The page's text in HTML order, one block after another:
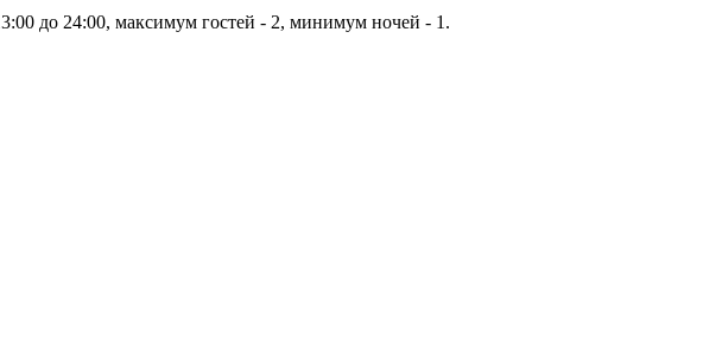
до 24:00, максимум гостей - 2, минимум ночей - 1.